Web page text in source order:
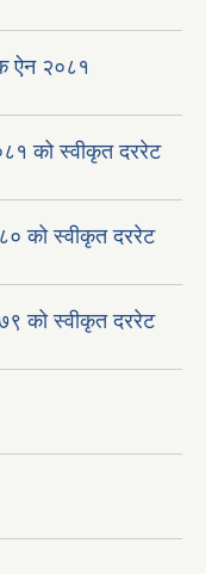
ऐन २०८१
को स्वीकृत दररेट
को स्वीकृत दररेट
को स्वीकृत दररेट